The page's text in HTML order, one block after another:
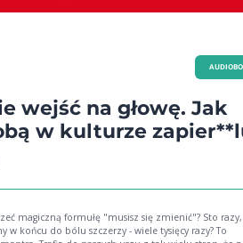
wejść na głowę. Jak
w kulturze
magiczną formułę "musisz się zmienić"? Sto razy,
w końcu do bólu szczerzy - wiele tysięcy razy? To